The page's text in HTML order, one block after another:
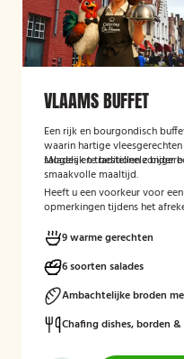
VLAAMS BUFFET
Een rijk en bourgondisch
waarin hartige
salades en traditionele
smaakvolle maaltijd.
Mogelijk te bestellen zonder
Heeft u een voorkeur voor
opmerkingen tijdens het
9 warme gerechten
6 soorten salades
Ambachtelijke broden
Chafing dishes, borden